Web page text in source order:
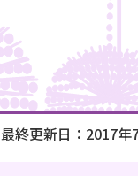
最終更新日：2017年